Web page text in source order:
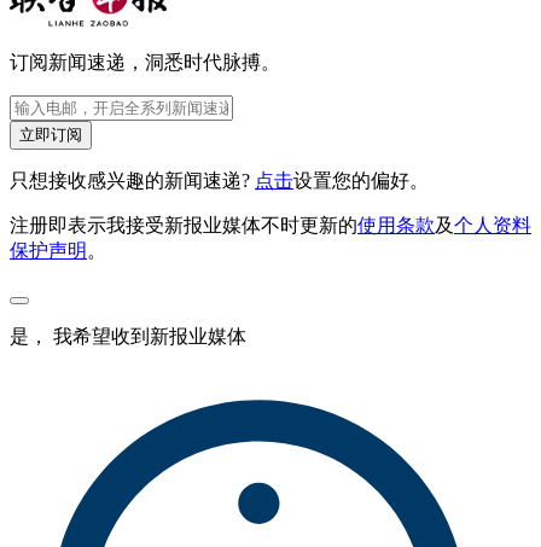
订阅新闻速递，洞悉时代脉搏。
立即订阅
只想接收感兴趣的新闻速递? 点击设置您的偏好。
注册即表示我接受新报业媒体不时更新的使用条款及个人资料
保护声明 。
是， 我希望收到新报业媒体